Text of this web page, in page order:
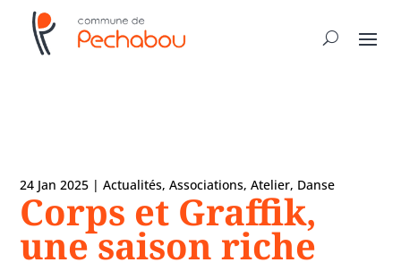
24 Jan 2025 |Actualités,Associations,Atelier, Danse
Corps et Graffik,
une saison riche